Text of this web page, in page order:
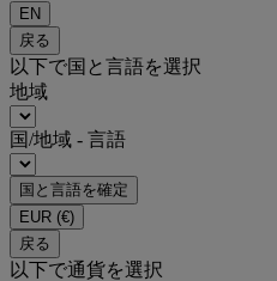
EN
戻る
以下で国と言語を選択
地域
国/地域 - 言語
国と言語を確定
EUR (€)
戻る
以下で通貨を選択